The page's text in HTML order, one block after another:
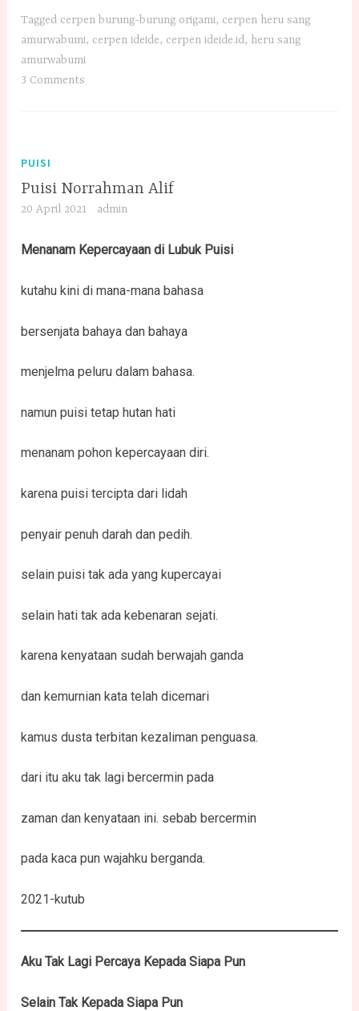
Tagged cerpen burung-burung origami, cerpen heru sang
amurwabumi, cerpen ideide, cerpen ideide.id, heru sang
amurwabumi
3 Comments
PUISI
Puisi Norrahman Alif
20 April 2021 admin
Menanam Kepercayaan di Lubuk Puisi
kutahu kini di mana-mana bahasa
bersenjata bahaya dan bahaya
menjelma peluru dalam bahasa.
namun puisi tetap hutan hati
menanam pohon kepercayaan diri.
karena puisi tercipta dari lidah
penyair penuh darah dan pedih.
selain puisi tak ada yang kupercayai
selain hati tak ada kebenaran sejati.
karena kenyataan sudah berwajah ganda
dan kemurnian kata telah dicemari
kamus dusta terbitan kezaliman penguasa.
dari itu aku tak lagi bercermin pada
zaman dan kenyataan ini. sebab bercermin
pada kaca pun wajahku berganda.
2021-kutub
Aku Tak Lagi Percaya Kepada Siapa Pun
Selain Tak Kepada Siapa Pun